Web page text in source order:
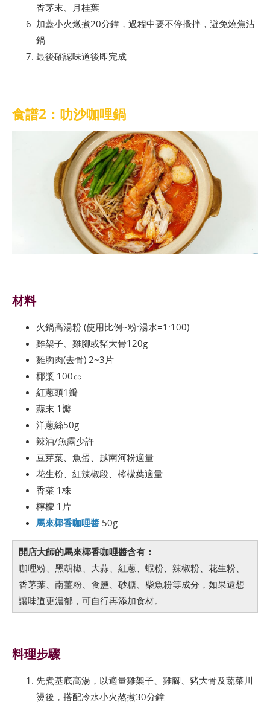
香茅末、月桂葉
加蓋小火燉煮20分鐘，過程中要不停攪拌，避免燒焦沾
鍋
最後確認味道後即完成
食譜2：叻沙咖哩鍋
材料
火鍋高湯粉 (使用比例~粉:湯水=1:100)
雞架子、雞腳或豬大骨120g
雞胸肉(去骨) 2~3片
椰漿 100㏄
紅蔥頭1瓣
蒜末 1瓣
洋蔥絲50g
辣油/魚露少許
豆芽菜、魚蛋、越南河粉適量
花生粉、紅辣椒段、檸檬葉適量
香菜 1株
檸檬 1片
馬來椰香咖哩醬 50g
開店大師的馬來椰香咖哩醬含有：
咖哩粉、黑胡椒、大蒜、紅蔥、蝦粉、辣椒粉、花生粉、
香茅葉、南薑粉、食鹽、砂糖、柴魚粉等成分，如果還想
讓味道更濃郁，可自行再添加食材。
料理步驟
先煮基底高湯，以適量雞架子、雞腳、豬大骨及蔬菜川
燙後，搭配冷水小火熬煮30分鐘